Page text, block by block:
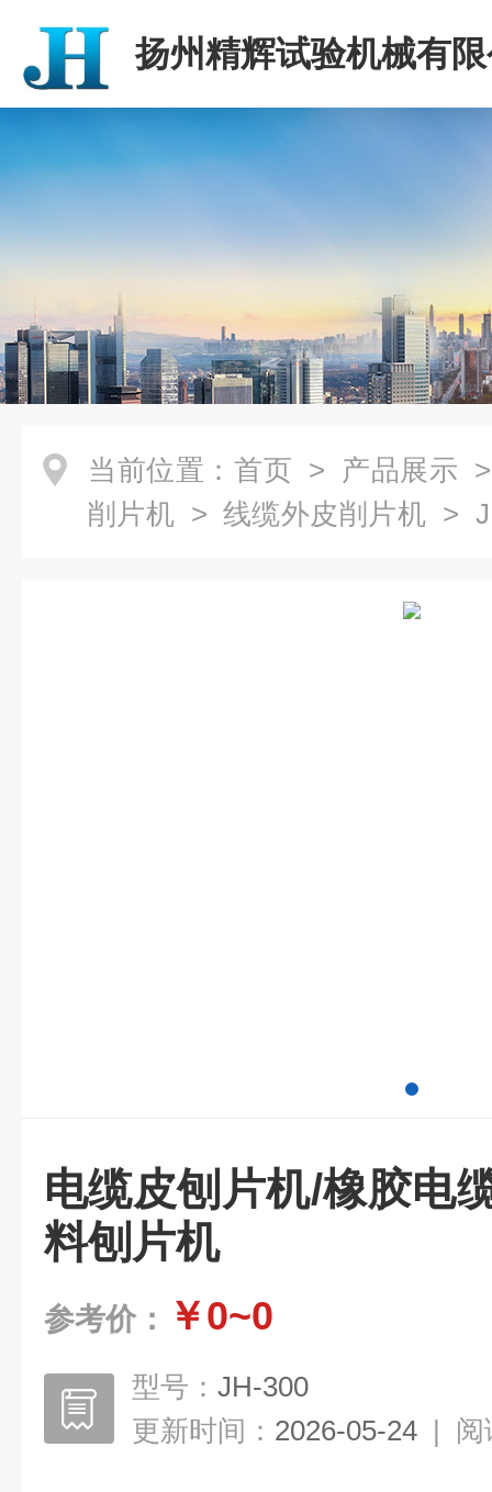
扬州精辉试验机械有
当前位置： 首页 > 产品展示
削片机 > 线缆外皮削片机 >
电缆皮刨片机/橡胶电
料刨片机
参考价： ￥0~0
型号： JH-300
更新时间： 2026-05-24 | 阅